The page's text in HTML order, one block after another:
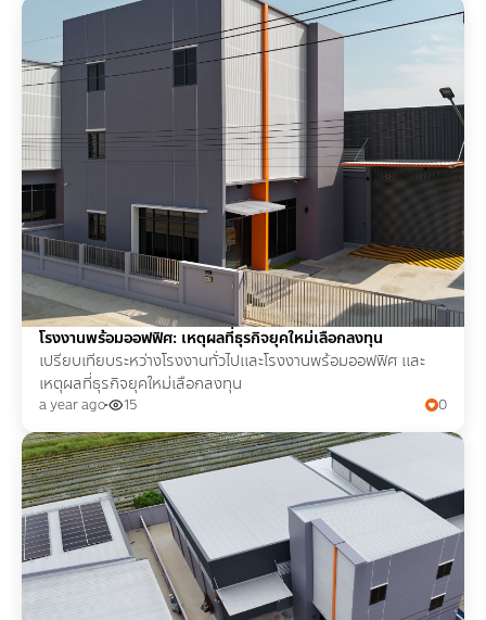
โรงงานพร้อมออฟฟิศ: เหตุผลที่ธุรกิจยุคใหม่เลือกลงทุน
เปรียบเทียบระหว่างโรงงานทั่วไปและโรงงานพร้อมออฟฟิศ และ
เหตุผลที่ธุรกิจยุคใหม่เลือกลงทุน
a year ago 15 0